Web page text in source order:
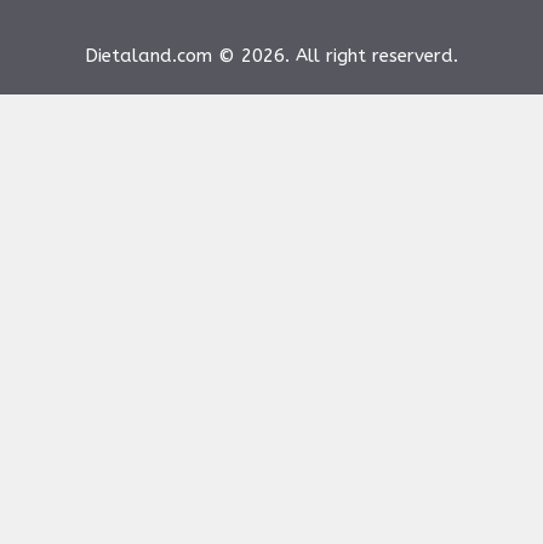
Dietaland.com © 2026. All right reserverd.